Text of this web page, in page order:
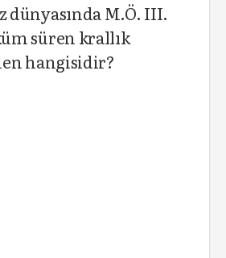
dünyasında M.Ö. III.
süren krallık
hangisidir?